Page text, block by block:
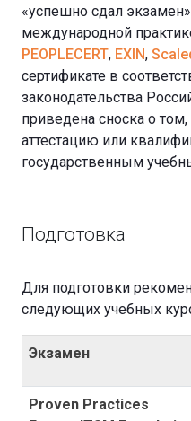
«успешно сдал
международной
PEOPLECERT, EXIN,
сертификате в
законодательства
приведена сноска о
аттестацию или
государственным
Подготовка
Для подготовки
следующих учебных
Экзамен
Proven Practices